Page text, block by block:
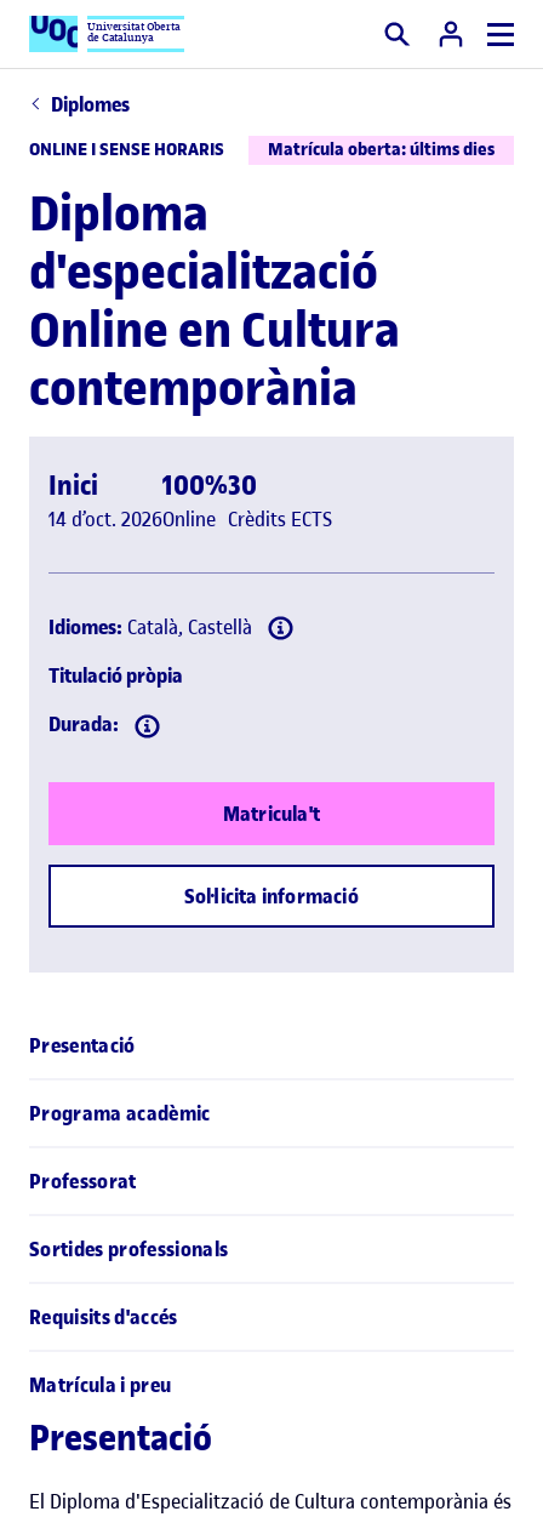
Universitat Oberta
de Catalunya Cercar
Diplomes
ONLINE I SENSE HORARIS Matrícula oberta: últims dies
Diploma
d'especialització
Online en Cultura
contemporània
Inici
14 d’oct. 2026
100%
Online
30
Crèdits ECTS
Idiomes: Català, Castellà
Titulació pròpia
Durada:
Matricula't
Sol·licita informació
Presentació
Programa acadèmic
Professorat
Sortides professionals
Requisits d'accés
Matrícula i preu
Presentació
El Diploma d'Especialització de Cultura contemporània és